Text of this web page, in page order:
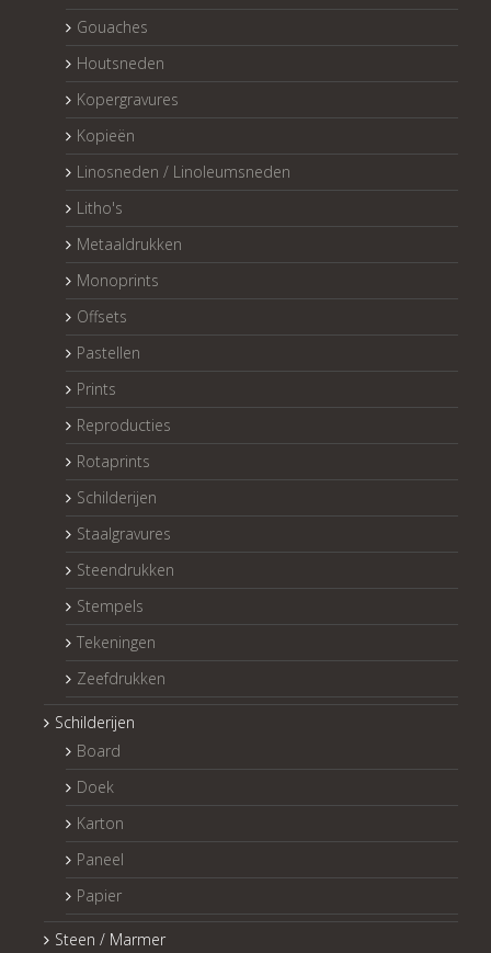
Gouaches
Houtsneden
Kopergravures
Kopieën
Linosneden / Linoleumsneden
Litho's
Metaaldrukken
Monoprints
Offsets
Pastellen
Prints
Reproducties
Rotaprints
Schilderijen
Staalgravures
Steendrukken
Stempels
Tekeningen
Zeefdrukken
Schilderijen
Board
Doek
Karton
Paneel
Papier
Steen / Marmer